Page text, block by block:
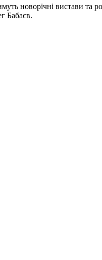
новорічні вистави та
Бабаєв.